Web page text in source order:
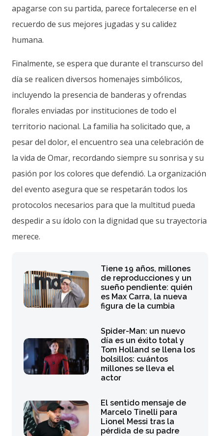
apagarse con su partida, parece fortalecerse en el
recuerdo de sus mejores jugadas y su calidez
humana.
Finalmente, se espera que durante el transcurso del
día se realicen diversos homenajes simbólicos,
incluyendo la presencia de banderas y ofrendas
florales enviadas por instituciones de todo el
territorio nacional. La familia ha solicitado que, a
pesar del dolor, el encuentro sea una celebración de
la vida de Omar, recordando siempre su sonrisa y su
pasión por los colores que defendió. La organización
del evento asegura que se respetarán todos los
protocolos necesarios para que la multitud pueda
despedir a su ídolo con la dignidad que su trayectoria
merece.
Tiene 19 años, millones
de reproducciones y un
sueño pendiente: quién
es Max Carra, la nueva
figura de la cumbia
Spider-Man: un nuevo
día es un éxito total y
Tom Holland se llena los
bolsillos: cuántos
millones se lleva el
actor
El sentido mensaje de
Marcelo Tinelli para
Lionel Messi tras la
pérdida de su padre